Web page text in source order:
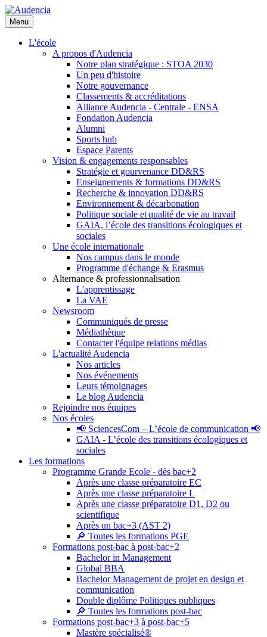
Aller
au
contenu
principal
Menu
L'école
A propos d'Audencia
Notre plan stratégique : STOA 2030
Un peu d'histoire
Notre gouvernance
Classements & accréditations
Alliance Audencia - Centrale - ENSA
Fondation Audencia
Alumni
Sports hub
Espace Parents
Vision & engagements responsables
Stratégie et gourvenance DD&RS
Enseignements & formations DD&RS
Recherche & innovation DD&RS
Environnement & décarbonation
Politique sociale et qualité de vie au travail
GAIA, l’école des transitions écologiques et
sociales
Une école internationale
Nos campus dans le monde
Programme d'échange & Erasmus
Alternance & professionnalisation
L'apprentissage
La VAE
Newsroom
Communiqués de presse
Médiathèque
Contacter l'équipe relations médias
L'actualité Audencia
Nos articles
Nos événements
Leurs témoignages
Le blog Audencia
Rejoindre nos équipes
Nos écoles
📢 SciencesCom – L’école de communication 📢
GAIA - L’école des transitions écologiques et
sociales
Les formations
Programme Grande Ecole - dès bac+2
Après une classe préparatoire EC
Après une classe préparatoire L
Après une classe préparatoire D1, D2 ou
scientifique
Après un bac+3 (AST 2)
🔎 Toutes les formations PGE
Formations post-bac à post-bac+2
Bachelor in Management
Global BBA
Bachelor Management de projet en design et
communication
Double diplôme Politiques publiques
🔎 Toutes les formations post-bac
Formations post-bac+3 à post-bac+5
Mastère spécialisé®